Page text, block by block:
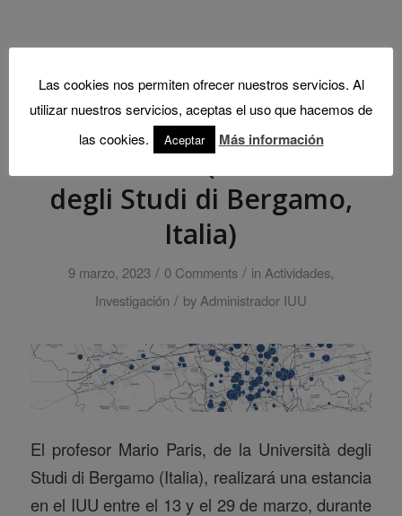
Seminario del profesor
Mario Paris (Università
degli Studi di Bergamo,
Italia)
9 marzo, 2023 / 0 Comments / in Actividades,
Investigación / by Administrador IUU
El profesor Mario Paris, de la Università degli
Studi di Bergamo (Italia), realizará una estancia
en el IUU entre el 13 y el 29 de marzo, durante
Las cookies nos permiten ofrecer nuestros servicios. Al
utilizar nuestros servicios, aceptas el uso que hacemos de
las cookies.
Aceptar Más información